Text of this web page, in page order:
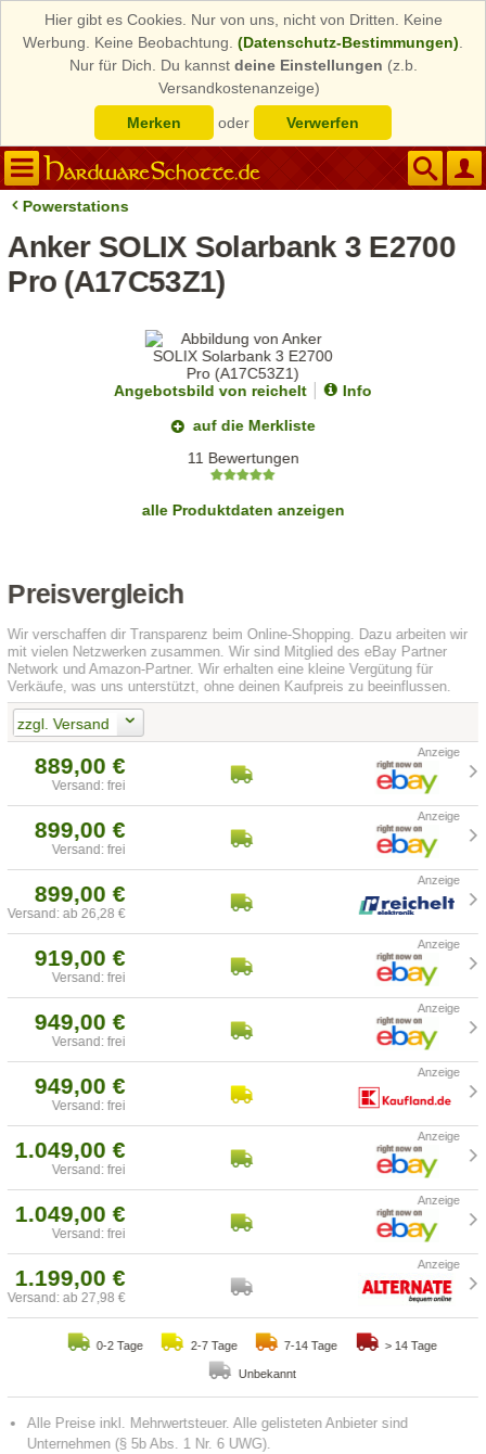
Hier gibt es Cookies. Nur von uns, nicht von Dritten. Keine
Werbung. Keine Beobachtung. (Datenschutz-Bestimmungen)
Nur für Dich. Du kannst deine Einstellungen (z.b.
Versandkostenanzeige)
Merken
oder Verwerfen
Powerstations
Anker SOLIX Solarbank 3 E2700
Pro (A17C53Z1)
Angebotsbild von reichelt
Info
auf die Merkliste
11 Bewertungen
alle Produktdaten anzeigen
Preisvergleich
Wir verschaffen dir Transparenz beim Online-Shopping. Dazu arbeiten wir
mit vielen Netzwerken zusammen. Wir sind Mitglied des eBay Partner
Network und Amazon-Partner. Wir erhalten eine kleine Vergütung für
Verkäufe, was uns unterstützt, ohne deinen Kaufpreis zu beeinflussen.
zzgl. Versand
889,00 €
Versand: frei
899,00 €
Versand: frei
899,00 €
Versand: ab 26,28 €
919,00 €
Versand: frei
949,00 €
Versand: frei
949,00 €
Versand: frei
1.049,00 €
Versand: frei
1.049,00 €
Versand: frei
1.199,00 €
Versand: ab 27,98 €
0-2 Tage 2-7 Tage 7-14 Tage > 14 Tage
Unbekannt